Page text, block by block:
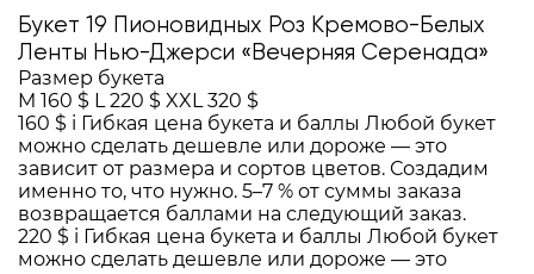
Букет 19 Пионовидных Роз Кремово-Белых
Ленты Нью-Джерси «Вечерняя Серенада»
Размер букета
M 160 $ L 220 $ XXL 320 $
160 $ i Гибкая цена букета и баллы Любой букет
можно сделать дешевле или дороже — это
зависит от размера и сортов цветов. Создадим
именно то, что нужно. 5–7 % от суммы заказа
возвращается баллами на следующий заказ.
220 $ i Гибкая цена букета и баллы Любой букет
можно сделать дешевле или дороже — это